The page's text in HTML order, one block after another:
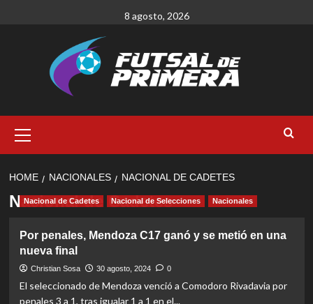
8 agosto, 2026
Menu
HOME NACIONALES NACIONAL DE CADETES
Nacional de Cadetes
Nacional de Cadetes Nacional de Selecciones Nacionales
Por penales, Mendoza C17 ganó y se metió en una
nueva final
Christian Sosa 30 agosto, 2024 0
El seleccionado de Mendoza venció a Comodoro Rivadavia por
penales 3 a 1, tras igualar 1 a 1 en el...